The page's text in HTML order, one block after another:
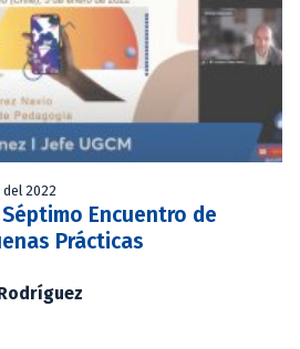
2022
Encuentro de
Prácticas